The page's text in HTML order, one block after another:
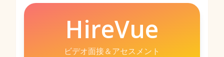
HireVue
ビデオ面接＆アセスメント